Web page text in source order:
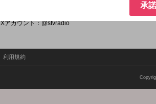
こんな話を明るく、楽しく紹介します。 メール：
Xアカウント：@stvradio
利用規約
承